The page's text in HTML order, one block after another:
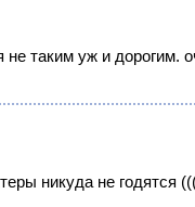
не таким уж и дорогим.
никуда не